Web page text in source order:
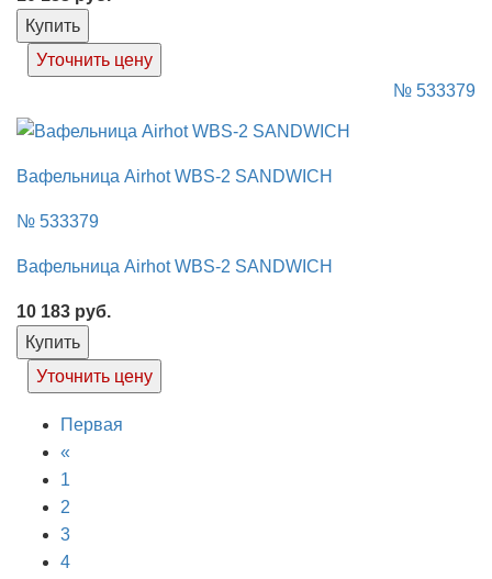
Купить
Уточнить цену
№ 533379
Вафельница Airhot WBS-2 SANDWICH
№ 533379
Вафельница Airhot WBS-2 SANDWICH
10 183 руб.
Купить
Уточнить цену
Первая
«
1
2
3
4